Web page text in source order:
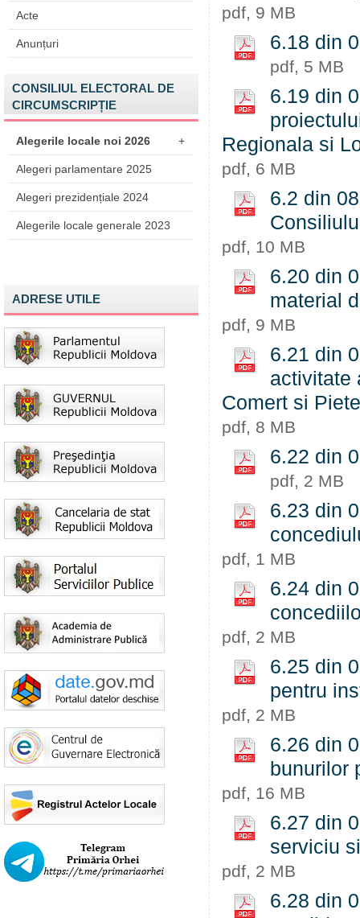
Acte
Anunțuri
CONSILIUL ELECTORAL DE
CIRCUMSCRIPȚIE
Alegerile locale noi 2026 +
Alegeri parlamentare 2025
Alegeri prezidențiale 2024
Alegerile locale generale 2023
ADRESE UTILE
pdf, 9 MB
6.18 din
pdf, 5 MB
6.19 din
Regionala si
pdf, 6 MB
6.2 din
pdf, 10 MB
6.20 din
material
pdf, 9 MB
6.21 din
activitate
Comert si
pdf, 8 MB
6.22 din
pdf, 2 MB
6.23 din
pdf, 1 MB
6.24 din
pdf, 2 MB
6.25 din
pentru
pdf, 2 MB
6.26 din
bunurilor
pdf, 16 MB
6.27 din
serviciu
pdf, 2 MB
6.28 din